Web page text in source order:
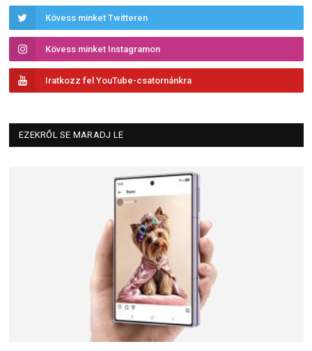
Kövess minket Twitteren
Kövess minket Instagramon
Iratkozz fel YouTube-csatornánkra
EZEKRŐL SE MARADJ LE